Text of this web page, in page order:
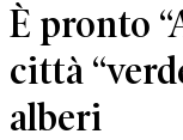
È pronto
città
alberi